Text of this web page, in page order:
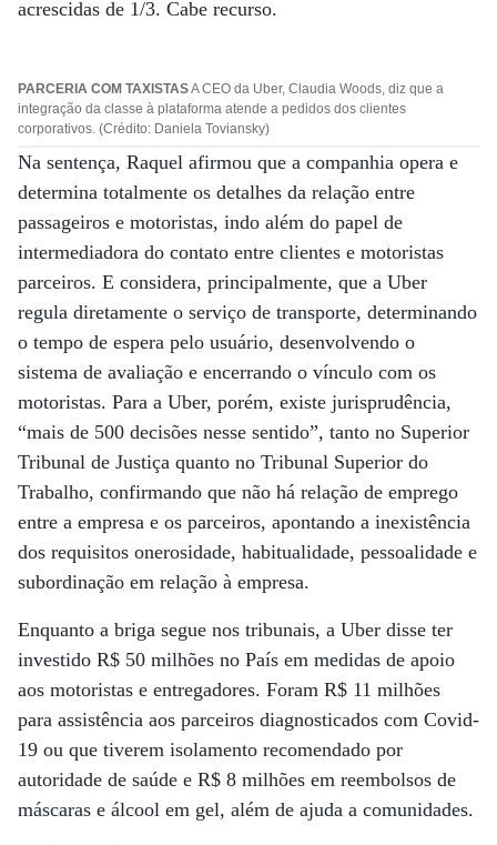
acrescidas de 1/3. Cabe recurso.
PARCERIA COM TAXISTASA CEO da Uber, Claudia Woods, diz que a
integração da classe à plataforma atende a pedidos dos clientes
corporativos. (Crédito: Daniela Toviansky)
Na sentença, Raquel afirmou que a companhia opera e
determina totalmente os detalhes da relação entre
passageiros e motoristas, indo além do papel de
intermediadora do contato entre clientes e motoristas
parceiros. E considera, principalmente, que a Uber
regula diretamente o serviço de transporte, determinando
o tempo de espera pelo usuário, desenvolvendo o
sistema de avaliação e encerrando o vínculo com os
motoristas. Para a Uber, porém, existe jurisprudência,
“mais de 500 decisões nesse sentido”, tanto no Superior
Tribunal de Justiça quanto no Tribunal Superior do
Trabalho, confirmando que não há relação de emprego
entre a empresa e os parceiros, apontando a inexistência
dos requisitos onerosidade, habitualidade, pessoalidade e
subordinação em relação à empresa.
Enquanto a briga segue nos tribunais, a Uber disse ter
investido R$ 50 milhões no País em medidas de apoio
aos motoristas e entregadores. Foram R$ 11 milhões
para assistência aos parceiros diagnosticados com Covid-
19 ou que tiverem isolamento recomendado por
autoridade de saúde e R$ 8 milhões em reembolsos de
máscaras e álcool em gel, além de ajuda a comunidades.